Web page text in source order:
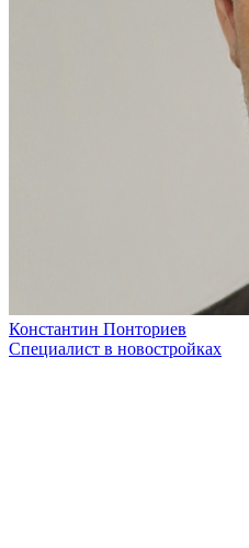
Константин Понториев
Специалист в новостройках